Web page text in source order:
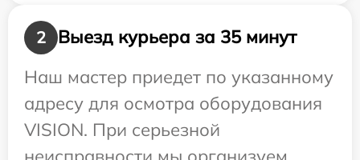
2
Выезд курьера за 35 минут
Наш мастер приедет по указанному
адресу для осмотра оборудования
VISION. При серьезной